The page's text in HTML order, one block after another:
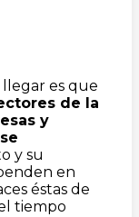
es que
de la
y
y su
en
éstas de
tiempo